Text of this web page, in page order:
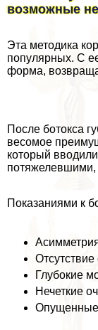
возможные
Эта методика
популярных. С
форма,
После ботокса
весомое
который
Показаниями к
Глубокие
Нечеткие
Опущенные